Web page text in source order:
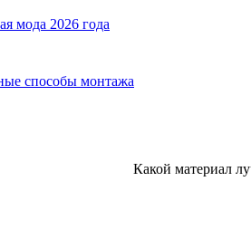
мода 2026 года
способы монтажа
Какой материал